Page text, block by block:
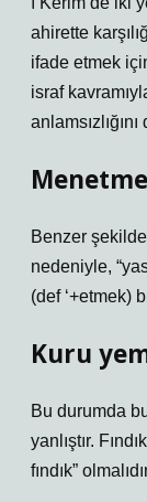
ahirette
ifade etmek
israf
Benzer
nedeniyle,
(def ‘+etmek)
Kuru
Bu durumda
yanlıştır.
fındık”